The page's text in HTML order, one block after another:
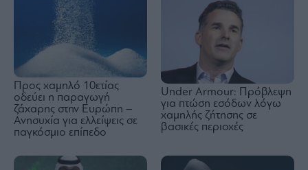
Προς χαμηλό 10ετίας
οδεύει η παραγωγή
ζάχαρης στην Ευρώπη –
Ανησυχία για ελλείψεις σε
παγκόσμιο επίπεδο
Under Armour: Πρόβλεψη
για πτώση εσόδων λόγω
χαμηλής ζήτησης σε
βασικές περιοχές